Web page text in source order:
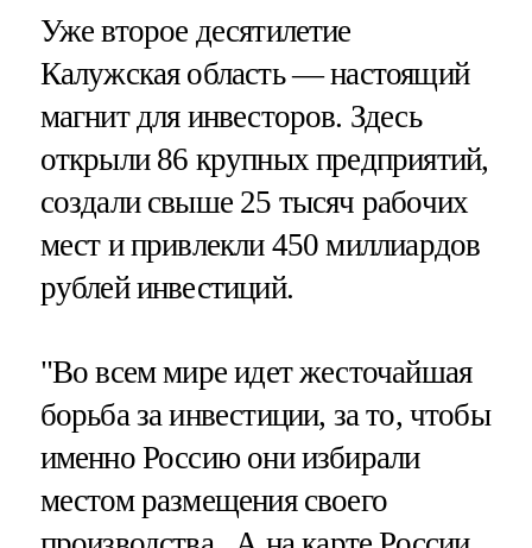
Уже второе десятилетие
Калужская область — настоящий
магнит для инвесторов. Здесь
открыли 86 крупных предприятий,
создали свыше 25 тысяч рабочих
мест и привлекли 450 миллиардов
рублей инвестиций.
"Во всем мире идет жесточайшая
борьба за инвестиции, за то, чтобы
именно Россию они избирали
местом размещения своего